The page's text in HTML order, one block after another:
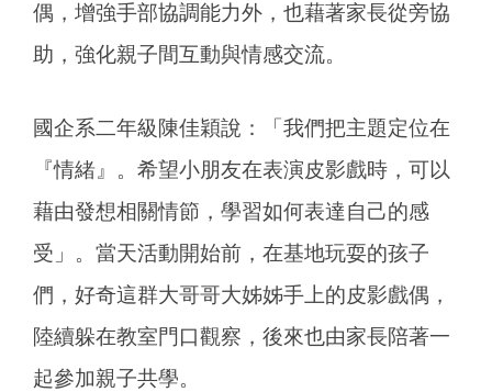
偶，增強手部協調能力外，也藉著家長從旁協
助，強化親子間互動與情感交流。
國企系二年級陳佳穎說：「我們把主題定位在
『情緒』。希望小朋友在表演皮影戲時，可以
藉由發想相關情節，學習如何表達自己的感
受」。當天活動開始前，在基地玩耍的孩子
們，好奇這群大哥哥大姊姊手上的皮影戲偶，
陸續躲在教室門口觀察，後來也由家長陪著一
起參加親子共學。